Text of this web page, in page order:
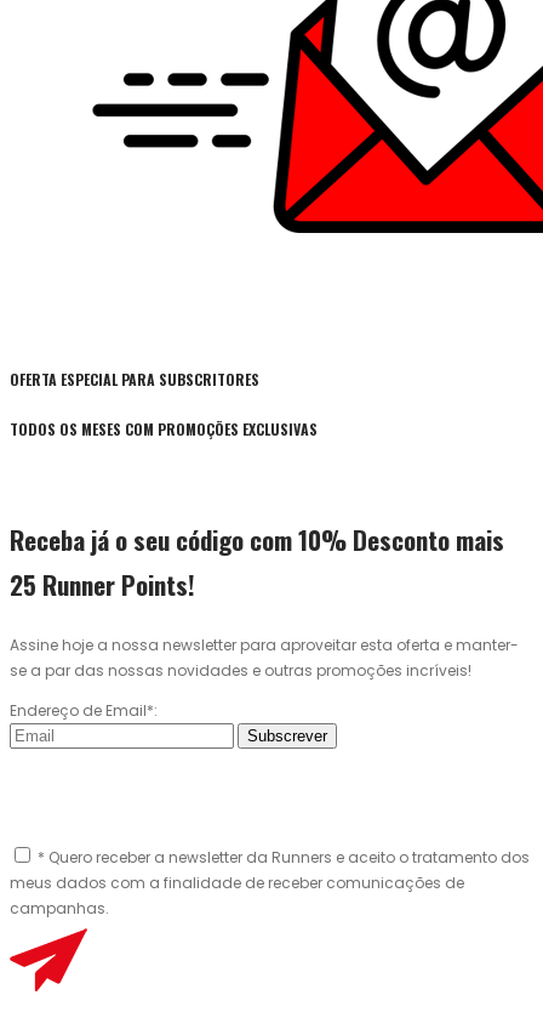
OFERTA ESPECIAL PARA SUBSCRITORES
TODOS OS MESES COM PROMOÇÕES EXCLUSIVAS
Receba já o seu código com 10% Desconto mais
25 Runner Points!
Assine hoje a nossa newsletter para aproveitar esta oferta e manter-
se a par das nossas novidades e outras promoções incríveis!
Endereço de Email*:
Subscrever
* Quero receber a newsletter da Runners e aceito o tratamento dos
meus dados com a finalidade de receber comunicações de
campanhas.